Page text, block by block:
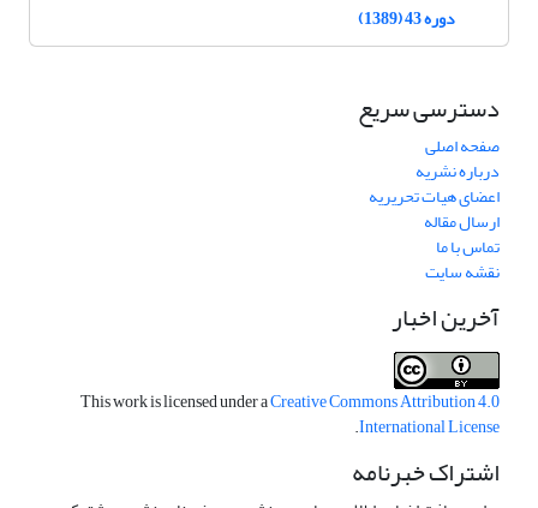
دوره 43 (1389)
دسترسی سریع
صفحه اصلی
درباره نشریه
اعضای هیات تحریریه
ارسال مقاله
تماس با ما
نقشه سایت
آخرین اخبار
This work is licensed under aCreative Commons Attribution 4.0
International License
.
اشتراک خبرنامه